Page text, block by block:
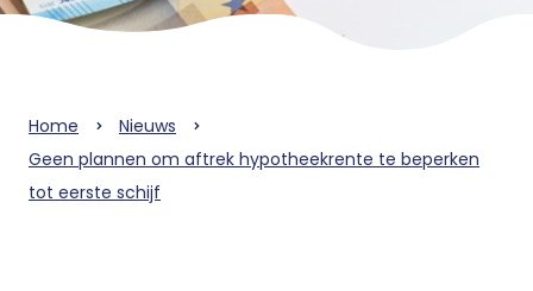
Home
Nieuws
Geen plannen om aftrek hypotheekrente te beperken
tot eerste schijf